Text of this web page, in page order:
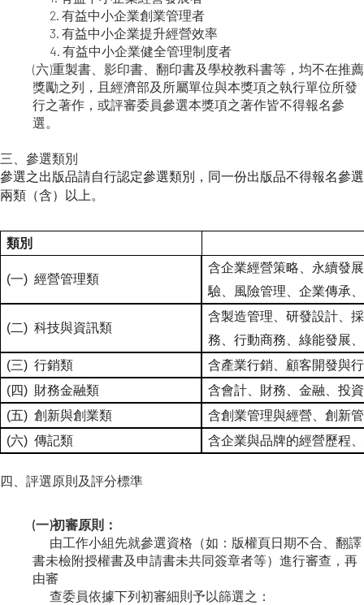
2. 有益中小企業創業管理者
3. 有益中小企業提升經營效率
4. 有益中小企業健全管理制度者
(六)重製書、影印書、翻印書及學校教科書等，均不在推薦
獎勵之列，且經濟部及所屬單位與本獎項之執行單位所發
行之著作，或評審委員參選本獎項之著作皆不得報名參
選。
三、參選類別
參選之出版品請自行認定參選類別，同一份出版品不得報名參選
兩類（含）以上。
類別
(一) 經營管理類
含企業經營策略、永續發
驗、風險管理、企業傳承
(二) 科技與資訊類
含製造管理、研發設計、
務、行動商務、綠能發展
(三) 行銷類
含產業行銷、顧客開發與
(四) 財務金融類
含會計、財務、金融、投
(五) 創新與創業類
含創業管理與經營、創新
(六) 傳記類 含企業與品牌的經營歷程
四、評選原則及評分標準
(一)初審原則：
由工作小組先就參選資格（如：版權頁日期不合、翻譯
書未檢附授權書及申請書未共同簽章者等）進行審查，再
由審
查委員依據下列初審細則予以篩選之：